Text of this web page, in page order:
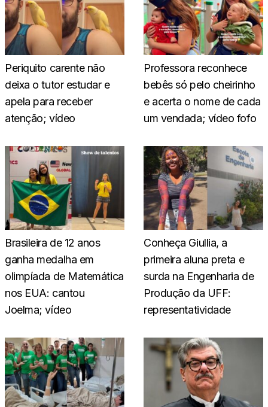
Periquito carente não
deixa o tutor estudar e
apela para receber
atenção; vídeo
Professora reconhece
bebês só pelo cheirinho
e acerta o nome de cada
um vendada; vídeo fofo
Brasileira de 12 anos
ganha medalha em
olimpíada de Matemática
nos EUA: cantou
Joelma; vídeo
Conheça Giullia, a
primeira aluna preta e
surda na Engenharia de
Produção da UFF:
representatividade